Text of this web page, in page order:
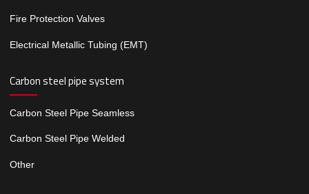
Fire Protection Valves
Electrical Metallic Tubing (EMT)
Carbon steel pipe system
Carbon Steel Pipe Seamless
Carbon Steel Pipe Welded
Other